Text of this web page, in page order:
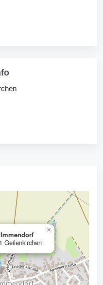
Geilenkirchen
×